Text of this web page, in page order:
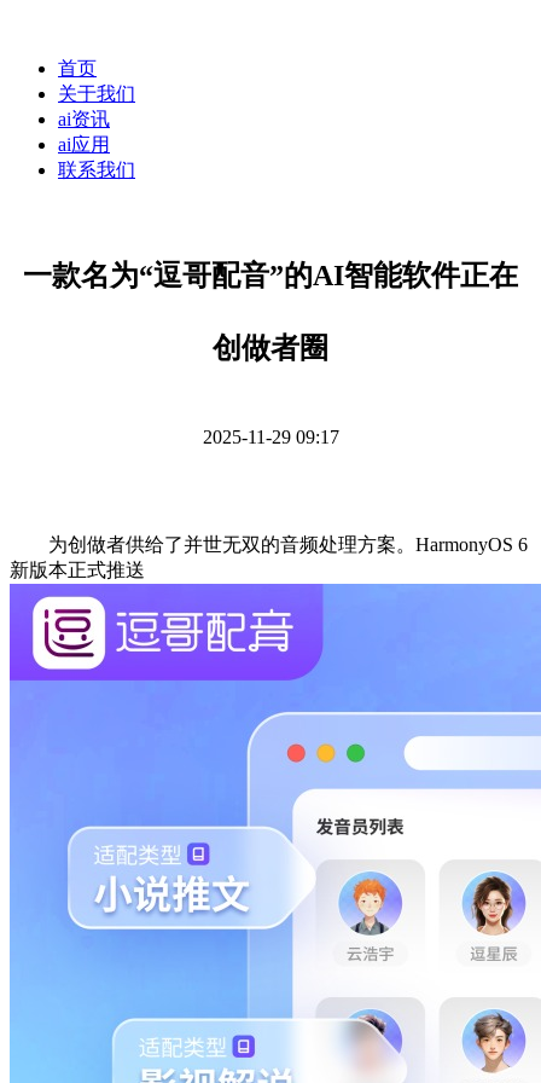
首页
关于我们
ai资讯
ai应用
联系我们
一款名为“逗哥配音”的AI智能软件正在
创做者圈
2025-11-29 09:17
为创做者供给了并世无双的音频处理方案。HarmonyOS 6
新版本正式推送